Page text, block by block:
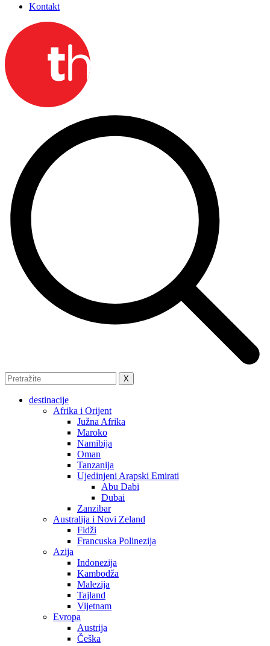
Kontakt
X
destinacije
Afrika i Orijent
Južna Afrika
Maroko
Namibija
Oman
Tanzanija
Ujedinjeni Arapski Emirati
Abu Dabi
Dubai
Zanzibar
Australija i Novi Zeland
Fidži
Francuska Polinezija
Azija
Indonezija
Kambodža
Malezija
Tajland
Vijetnam
Evropa
Austrija
Češka